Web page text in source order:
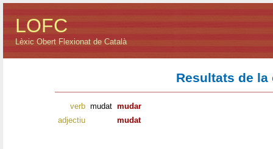
LOFC
Lèxic Obert Flexionat de Català
Resultats de la
verb mudat mudar
adjectiu
mudat